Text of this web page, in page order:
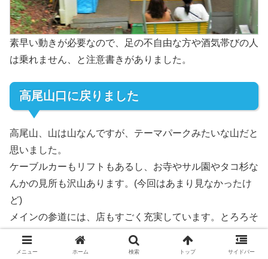
素早い動きが必要なので、足の不自由な方や酒気帯びの人
は乗れません、と注意書きがありました。
高尾山口に戻りました
高尾山、山は山なんですが、テーマパークみたいな山だと
思いました。
ケーブルカーもリフトもあるし、お寺やサル園やタコ杉な
んかの見所も沢山あります。(今回はあまり見なかったけ
ど)
メインの参道には、店もすごく充実しています。とろろそ
ばが名物らしいです。
メニュー ホーム 検索 トップ サイドバー